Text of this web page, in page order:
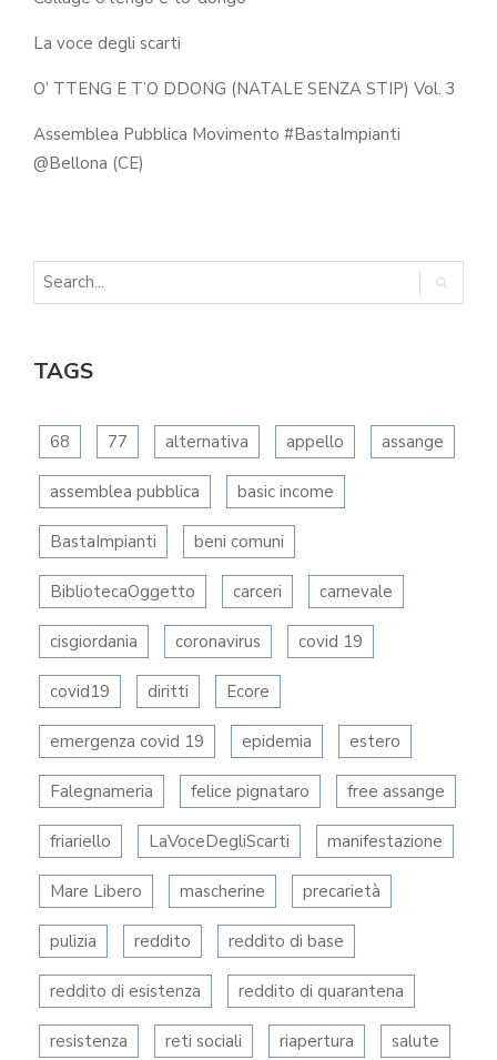
La voce degli scarti
O’ TTENG E T’O DDONG (NATALE SENZA STIP) Vol. 3
Assemblea Pubblica Movimento #BastaImpianti
@Bellona (CE)
TAGS
68 77 alternativa appello assange
assemblea pubblica basic income
BastaImpianti beni comuni
BibliotecaOggetto carceri carnevale
cisgiordania coronavirus covid 19
covid19 diritti Ecore
emergenza covid 19 epidemia estero
Falegnameria felice pignataro free assange
friariello LaVoceDegliScarti manifestazione
Mare Libero mascherine precarietà
pulizia reddito reddito di base
reddito di esistenza reddito di quarantena
resistenza reti sociali riapertura salute